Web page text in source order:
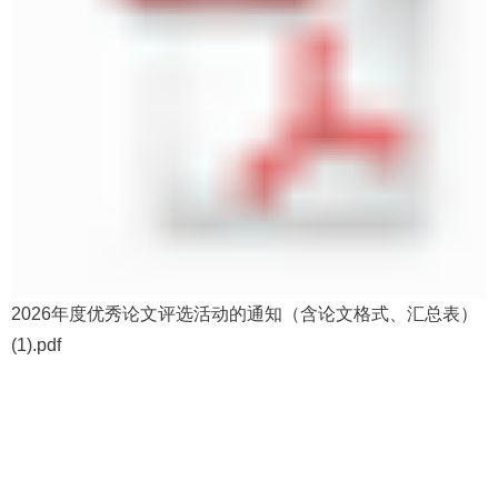
2026年度优秀论文评选活动的通知（含论文格式、汇总表）
(1).pdf